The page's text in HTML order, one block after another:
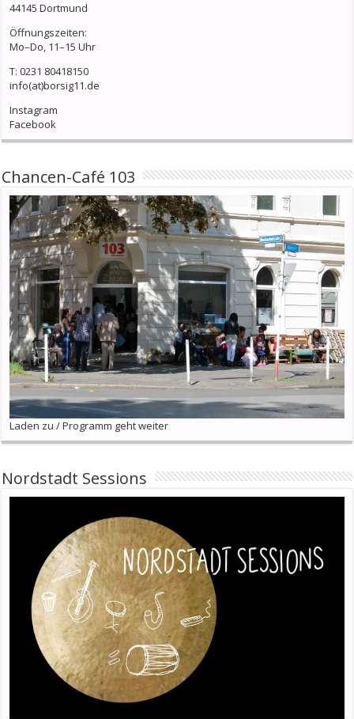
44145 Dortmund
Öffnungszeiten:
Mo–Do, 11–15 Uhr
T: 0231 80418150
info(at)borsig11.de
Instagram
Facebook
Chancen-Café 103
Laden zu / Programm geht weiter
Nordstadt Sessions